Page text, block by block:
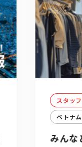
スタッ
ベトナ
みんな